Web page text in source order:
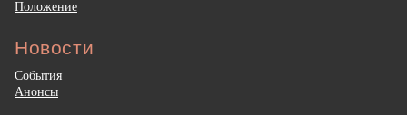
Положение
Новости
События
Анонсы